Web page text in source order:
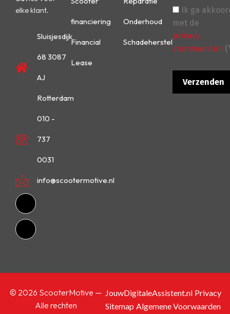
elke klant.
Sluisjesdijk
68 3087
AJ
Rotterdam
010 -
737
0031
info@scootermotive.nl
financiering
Financial
Lease
Onderhoud
Schadeherstel
Ik ga
met de
privacy
voorwaarden
© 2026 ScooterMotive —
Alle rechten
JouwDigitaleAssistent.nl Privacy
Sitemap Algemene Voorwaarden